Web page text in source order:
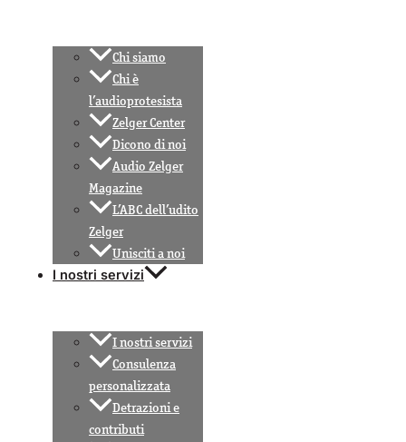
Chi siamo
Chi è
l’audioprotesista
Zelger Center
Dicono di noi
Audio Zelger
Magazine
L’ABC dell’udito
Zelger
Unisciti a noi
I nostri servizi
I nostri servizi
Consulenza
personalizzata
Detrazioni e
contributi